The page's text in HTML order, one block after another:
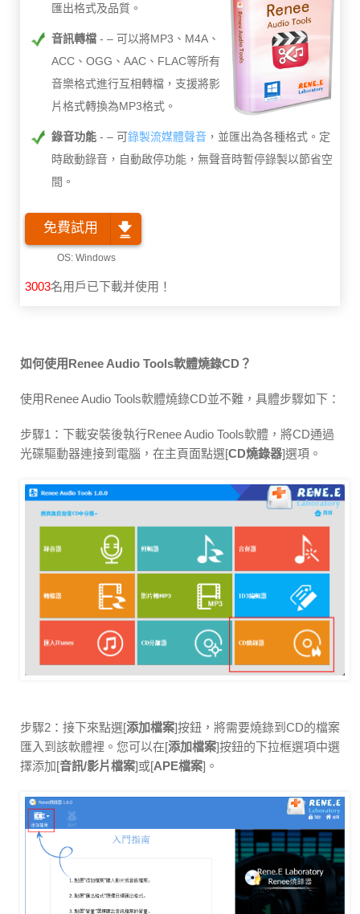
匯出格式及品質。
音訊轉檔
– 可以將MP3、M4A、
ACC、OGG、AAC、FLAC等所有
音樂格式進行互相轉檔，支援將影
片格式轉換為MP3格式。
錄音功能 – 可錄製流媒體聲音 ，並匯出為各種格式。定
時啟動錄音，自動啟停功能，無聲音時暫停錄製以節省空
間。
免費試用
3003名用戶已下載并使用！
如何使用Renee Audio Tools軟體燒錄CD？
使用Renee Audio Tools軟體燒錄CD並不難，具體步驟如下：
步驟1：下載安裝後執行Renee Audio Tools軟體，將CD通過
光碟驅動器連接到電腦，在主頁面點選[CD燒錄器]選項。
步驟2：接下來點選[添加檔案]按鈕，將需要燒錄到CD的檔案
匯入到該軟體裡。您可以在[添加檔案]按鈕的下拉框選項中選
擇添加[音訊/影片檔案]或[APE檔案]。